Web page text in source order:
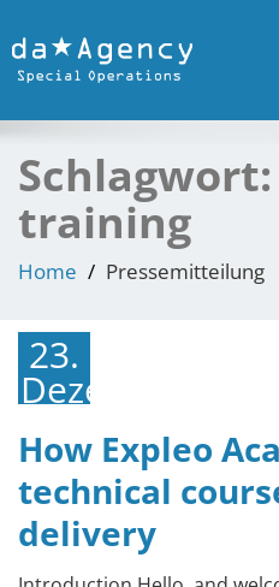
Schlagwort:
training
Home Pressemitteilung
23.
Dezember
How Expleo
technical
delivery